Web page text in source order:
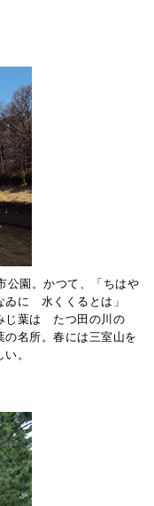
公園。かつて、「ちはや
に 水くくるとは」
じ葉は たつ田の川の
名所。春には三室山を
。